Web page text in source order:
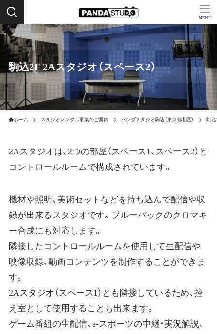
MENU
駒込2F 2Aスタジオ（スペース2）
ホーム スタジオレンタル事業のご案内 パンダスタジオ駒込（東京都北区） 駒込
2Aスタジオは、2つの部屋（スペース1、スペース2）と
コントロールルームで構成されています。
機材や照明、美術セットなどを持ち込んで配信や収
録が出来るスタジオです。ブルーバックのクロマキ
ー合成にも対応します。
隣接したコントロールルームを使用して生配信や
映像収録、動画コンテンツを制作することができま
す。
2Aスタジオ（スペース1）とも隣接しているため、控
え室として使用することも出来ます。
ゲーム番組の生配信、e-スポーツの中継・実況解説、